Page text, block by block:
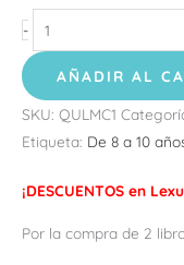
-
AÑADIR AL
SKU: QULMC1
Etiqueta: De 8 a 10
¡DESCUENTOS en
Por la compra de 2